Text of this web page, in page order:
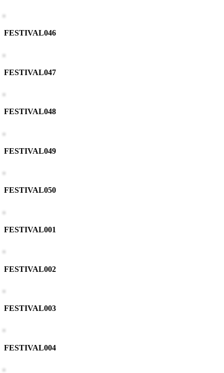
FESTIVAL046
FESTIVAL047
FESTIVAL048
FESTIVAL049
FESTIVAL050
FESTIVAL001
FESTIVAL002
FESTIVAL003
FESTIVAL004